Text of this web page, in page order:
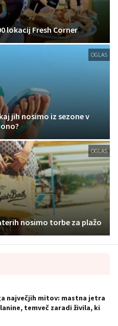
lokacij Fresh Corner
OGLAS
jih nosimo iz sezone v
OGLAS
nosimo torbe za plažo
največjih mitov: mastna jetra
temveč zaradi živila, ki